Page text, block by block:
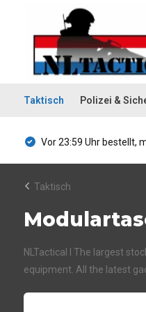
Taktisch Polizei &
Vor 23:59 Uhr bestellt,
Taktisch
NLTactical I The largest
equipment. All the latest